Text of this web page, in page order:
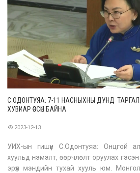
С.ОДОНТУЯА: 7-11 НАСНЫХНЫ ДУНД
ХУВИАР ӨССӨН БАЙНА
2023-12-13
УИХ-ын гишүүн С.Одонтуяа: Онцгой
хуульд нэмэлт, өөрчлөлт оруулах
эрүүл мэндийн тухай хууль юм. Монгол